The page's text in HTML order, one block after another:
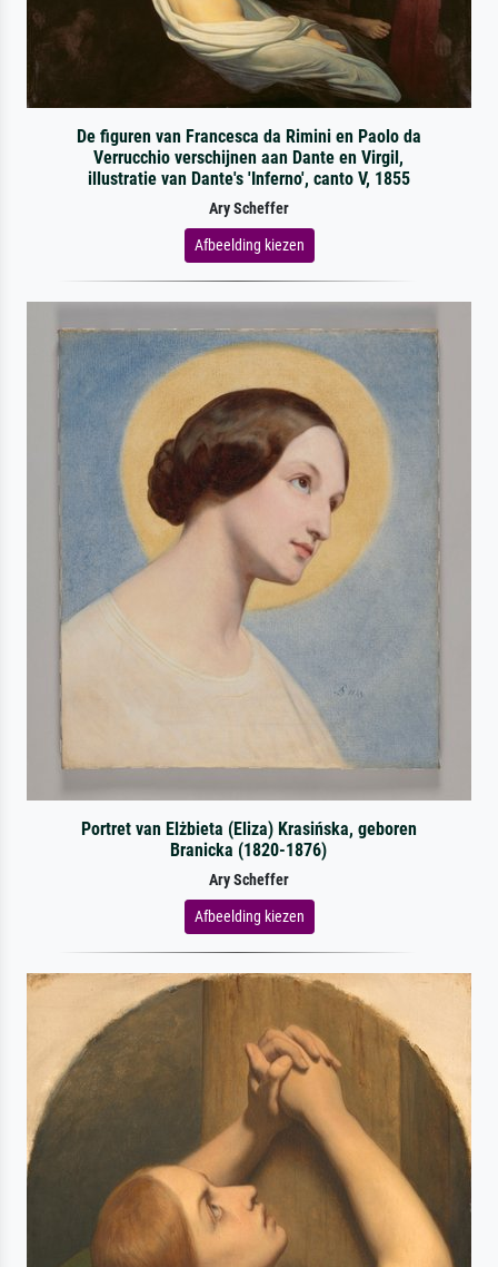
De figuren van Francesca da Rimini en Paolo da
Verrucchio verschijnen aan Dante en Virgil,
illustratie van Dante's 'Inferno', canto V, 1855
Ary Scheffer
Afbeelding kiezen
Portret van Elżbieta (Eliza) Krasińska, geboren
Branicka (1820-1876)
Ary Scheffer
Afbeelding kiezen